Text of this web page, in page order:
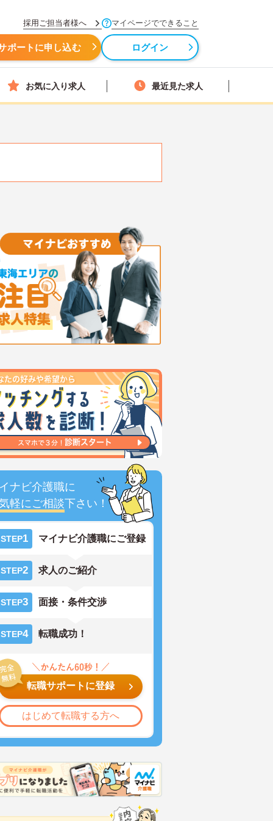
採用ご担当者様へ マイページでできること
ポートに申し込む ログイン
お気に入り求人 最近見た求人
ナビ介護職に
軽にご相談下さい！
STEP1 マイナビ介護職にご登録
STEP2 求人のご紹介
STEP3 面接・条件交渉
STEP4 転職成功！
転職サポートに登録
はじめて転職する方へ